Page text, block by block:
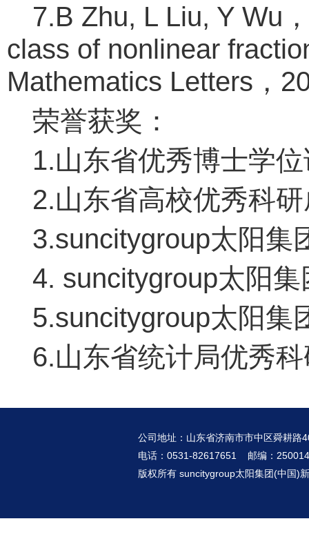
7.B Zhu, L Liu, Y Wu
class of nonlinear
Mathematics Letters，
荣誉获奖：
1.山东省优秀博士学
2.山东省高校优秀科
3.suncitygroup太阳集
4. suncitygroup太阳
5.suncitygroup太阳集
6.山东省统计局优秀
公司地址：山东省济南市市中区舜耕路
电话：0531-82617651 邮编：250014
版权所有 suncitygroup太阳集团(中国)